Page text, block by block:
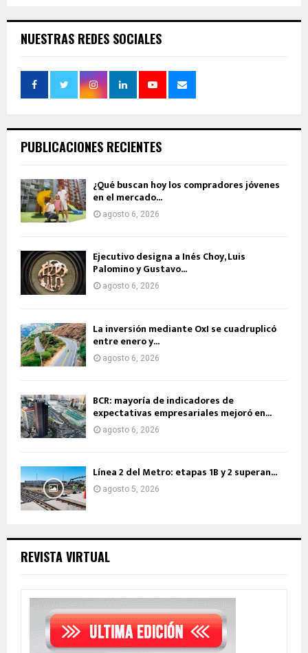
NUESTRAS REDES SOCIALES
PUBLICACIONES RECIENTES
¿Qué buscan hoy los compradores jóvenes
en el mercado...
agosto 6, 2026
Ejecutivo designa a Inés Choy, Luis
Palomino y Gustavo...
agosto 6, 2026
La inversión mediante OxI se cuadruplicó
entre enero y...
agosto 6, 2026
BCR: mayoría de indicadores de
expectativas empresariales mejoró en...
agosto 6, 2026
Línea 2 del Metro: etapas 1B y 2 superan...
agosto 5, 2026
REVISTA VIRTUAL